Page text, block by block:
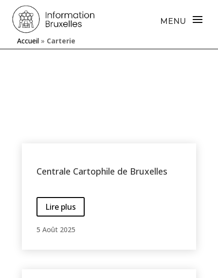
Accueil » Carterie
Centrale Cartophile de Bruxelles
Lire plus
5 Août 2025